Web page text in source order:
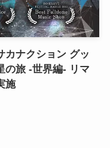
カナクション グッ
の旅 -世界編- リマ
施